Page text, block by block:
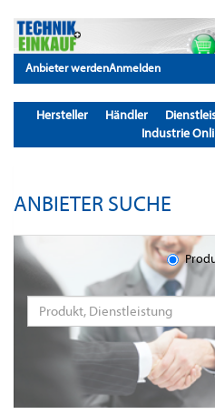
Anbieter werdenAnmelden
Hersteller Händler
Industrie
ANBIETER SUCHE